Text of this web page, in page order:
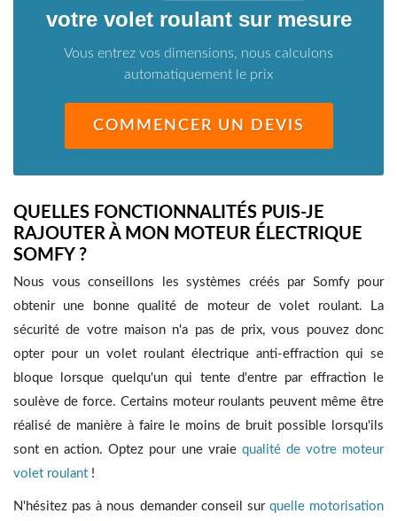
votre volet roulant sur mesure
Vous entrez vos dimensions, nous calculons
automatiquement le prix
COMMENCER UN DEVIS
QUELLES FONCTIONNALITÉS PUIS-JE
RAJOUTER À MON MOTEUR ÉLECTRIQUE
SOMFY ?
Nous vous conseillons les systèmes créés par Somfy pour
obtenir une bonne qualité de moteur de volet roulant. La
sécurité de votre maison n'a pas de prix, vous pouvez donc
opter pour un volet roulant électrique anti-effraction qui se
bloque lorsque quelqu'un qui tente d'entre par effraction le
soulève de force. Certains moteur roulants peuvent même être
réalisé de manière à faire le moins de bruit possible lorsqu'ils
sont en action. Optez pour une vraie qualité de votre moteur
volet roulant !
N'hésitez pas à nous demander conseil sur quelle motorisation